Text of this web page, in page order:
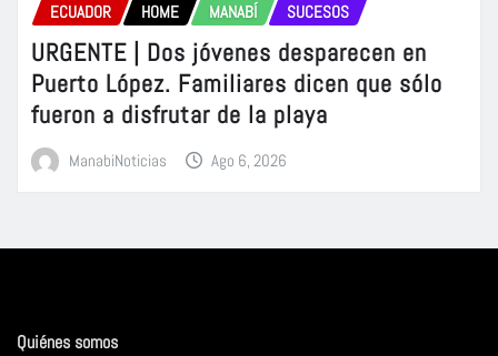
ECUADOR HOME MANABÍ SUCESOS
URGENTE | Dos jóvenes desparecen en
Puerto López. Familiares dicen que sólo
fueron a disfrutar de la playa
ManabiNoticias Ago 6, 2026
Quiénes somos